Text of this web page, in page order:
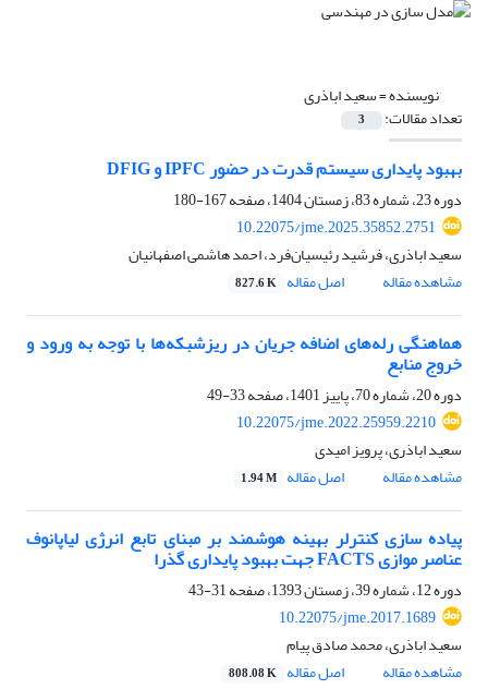
نویسنده =سعید اباذری
تعداد مقالات: 3
بهبود پایداری سیستم قدرت در حضور IPFC و DFIG
دوره 23، شماره 83، زمستان 1404، صفحه
167-180
10.22075/jme.2025.35852.2751
سعید اباذری، فرشید رئیسیان‌فرد، احمد هاشمی اصفهانیان
مشاهده مقاله
اصل مقاله 827.6 K
هماهنگی رله‌های اضافه جریان در ریزشبکه‌ها با توجه به ورود و
خروج منابع
دوره 20، شماره 70، پاییز 1401، صفحه
33-49
10.22075/jme.2022.25959.2210
سعید اباذری، پرویز امیدی
مشاهده مقاله
اصل مقاله 1.94 M
پیاده سازی کنترلر بهینه هوشمند بر مبنای تابع انرژی لیاپانوف
عناصر موازی FACTS جهت بهبود پایداری گذرا
دوره 12، شماره 39، زمستان 1393، صفحه
31-43
10.22075/jme.2017.1689
سعید اباذری، محمد صادق پیام
مشاهده مقاله
اصل مقاله 808.08 K